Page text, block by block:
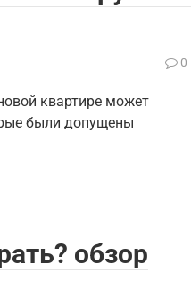
0
квартире может
были допущены
обзор